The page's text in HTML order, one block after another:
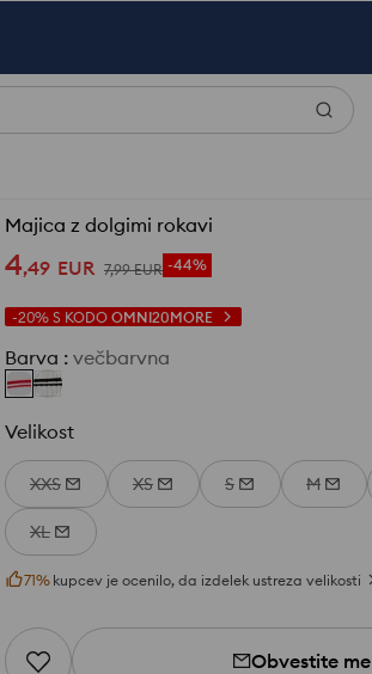
Majica z dolgimi rokavi
4,49 EUR 7,99 EUR -44%
-20% S KODO OMNI20MORE
Barva : večbarvna
Velikost
XXS XS S M
XL
71% kupcev je ocenilo, da izdelek ustreza velikosti
Obvestite me